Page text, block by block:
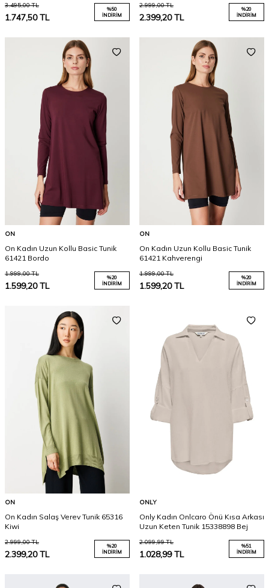
3.495,00TL
1.747,50TL
%50
İNDIRIM
2.999,00TL
2.399,20TL
%20
İNDIRIM
ON
On Kadın Uzun Kollu Basic Tunik
61421 Bordo
1.999,00TL
1.599,20TL
%20
İNDIRIM
ON
On Kadın Uzun Kollu Basic Tunik
61421 Kahverengi
1.999,00TL
1.599,20TL
%20
İNDIRIM
ON
On Kadın Salaş Verev Tunik 65316
Kiwi
2.999,00TL
2.399,20TL
%20
İNDIRIM
ONLY
Only Kadın Onlcaro Önü Kısa Arkası
Uzun Keten Tunik 15338898 Bej
2.099,99TL
1.028,99TL
%51
İNDIRIM